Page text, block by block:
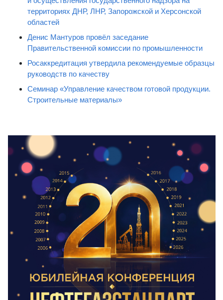
территориях ДНР, ЛНР, Запорожской и Херсонской
областей
Денис Мантуров провёл заседание
Правительственной комиссии по промышленности
Росаккредитация утвердила рекомендуемые образцы
руководств по качеству
Семинар «Управление качеством готовой продукции.
Строительные материалы»